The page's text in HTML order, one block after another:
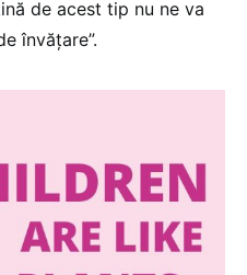
de acest tip nu ne va
învățare”.